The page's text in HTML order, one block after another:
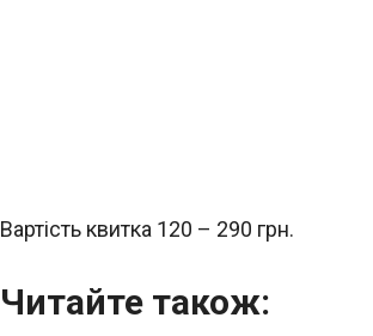
Вартість квитка 120 – 290 грн.
Читайте також: